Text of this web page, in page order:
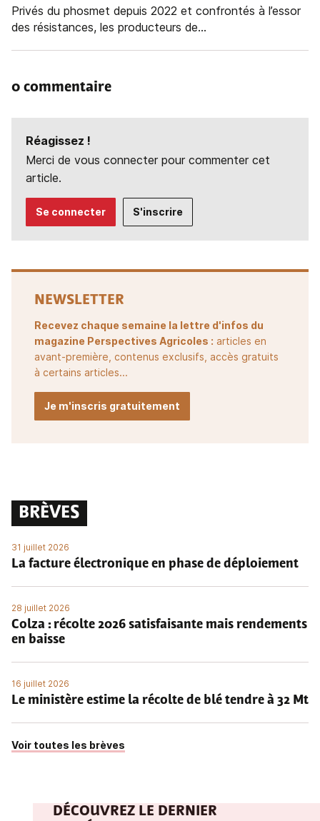
Privés du phosmet depuis 2022 et confrontés à l’essor
des résistances, les producteurs de...
0 commentaire
Réagissez !
Merci de vous connecter pour commenter cet
article.
Se connecter S'inscrire
NEWSLETTER
Recevez chaque semaine la lettre d'infos du
magazine Perspectives Agricoles : articles en
avant-première, contenus exclusifs, accès gratuits
à certains articles...
Je m'inscris gratuitement
BRÈVES
31 juillet 2026
La facture électronique en phase de déploiement
28 juillet 2026
Colza : récolte 2026 satisfaisante mais rendements
en baisse
16 juillet 2026
Le ministère estime la récolte de blé tendre à 32 Mt
Voir toutes les brèves
DÉCOUVREZ LE DERNIER